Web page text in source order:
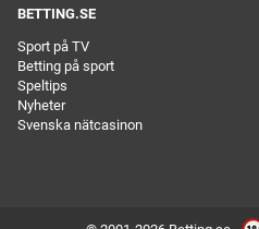
BETTING.SE
Sport på TV
Betting på sport
Speltips
Nyheter
Svenska nätcasinon